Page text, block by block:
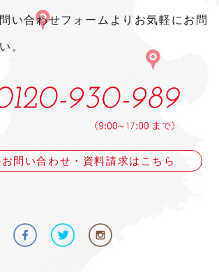
い合わせフォームよりお気軽にお問
。
問い合わせ・資料請求はこちら